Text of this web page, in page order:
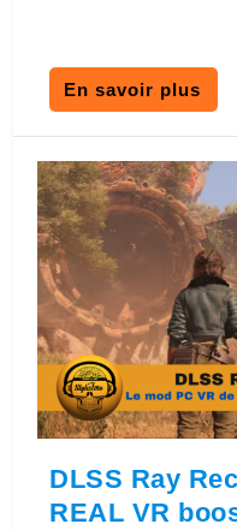
En savoir plus
DLSS Ray
REAL VR